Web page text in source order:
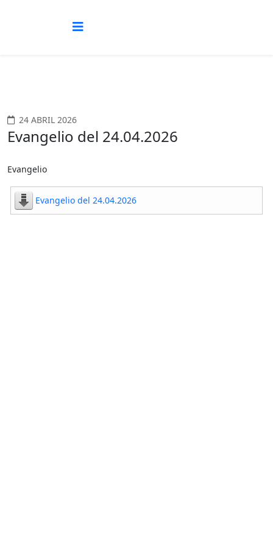
24 ABRIL 2026
Evangelio del 24.04.2026
Evangelio
Evangelio del 24.04.2026